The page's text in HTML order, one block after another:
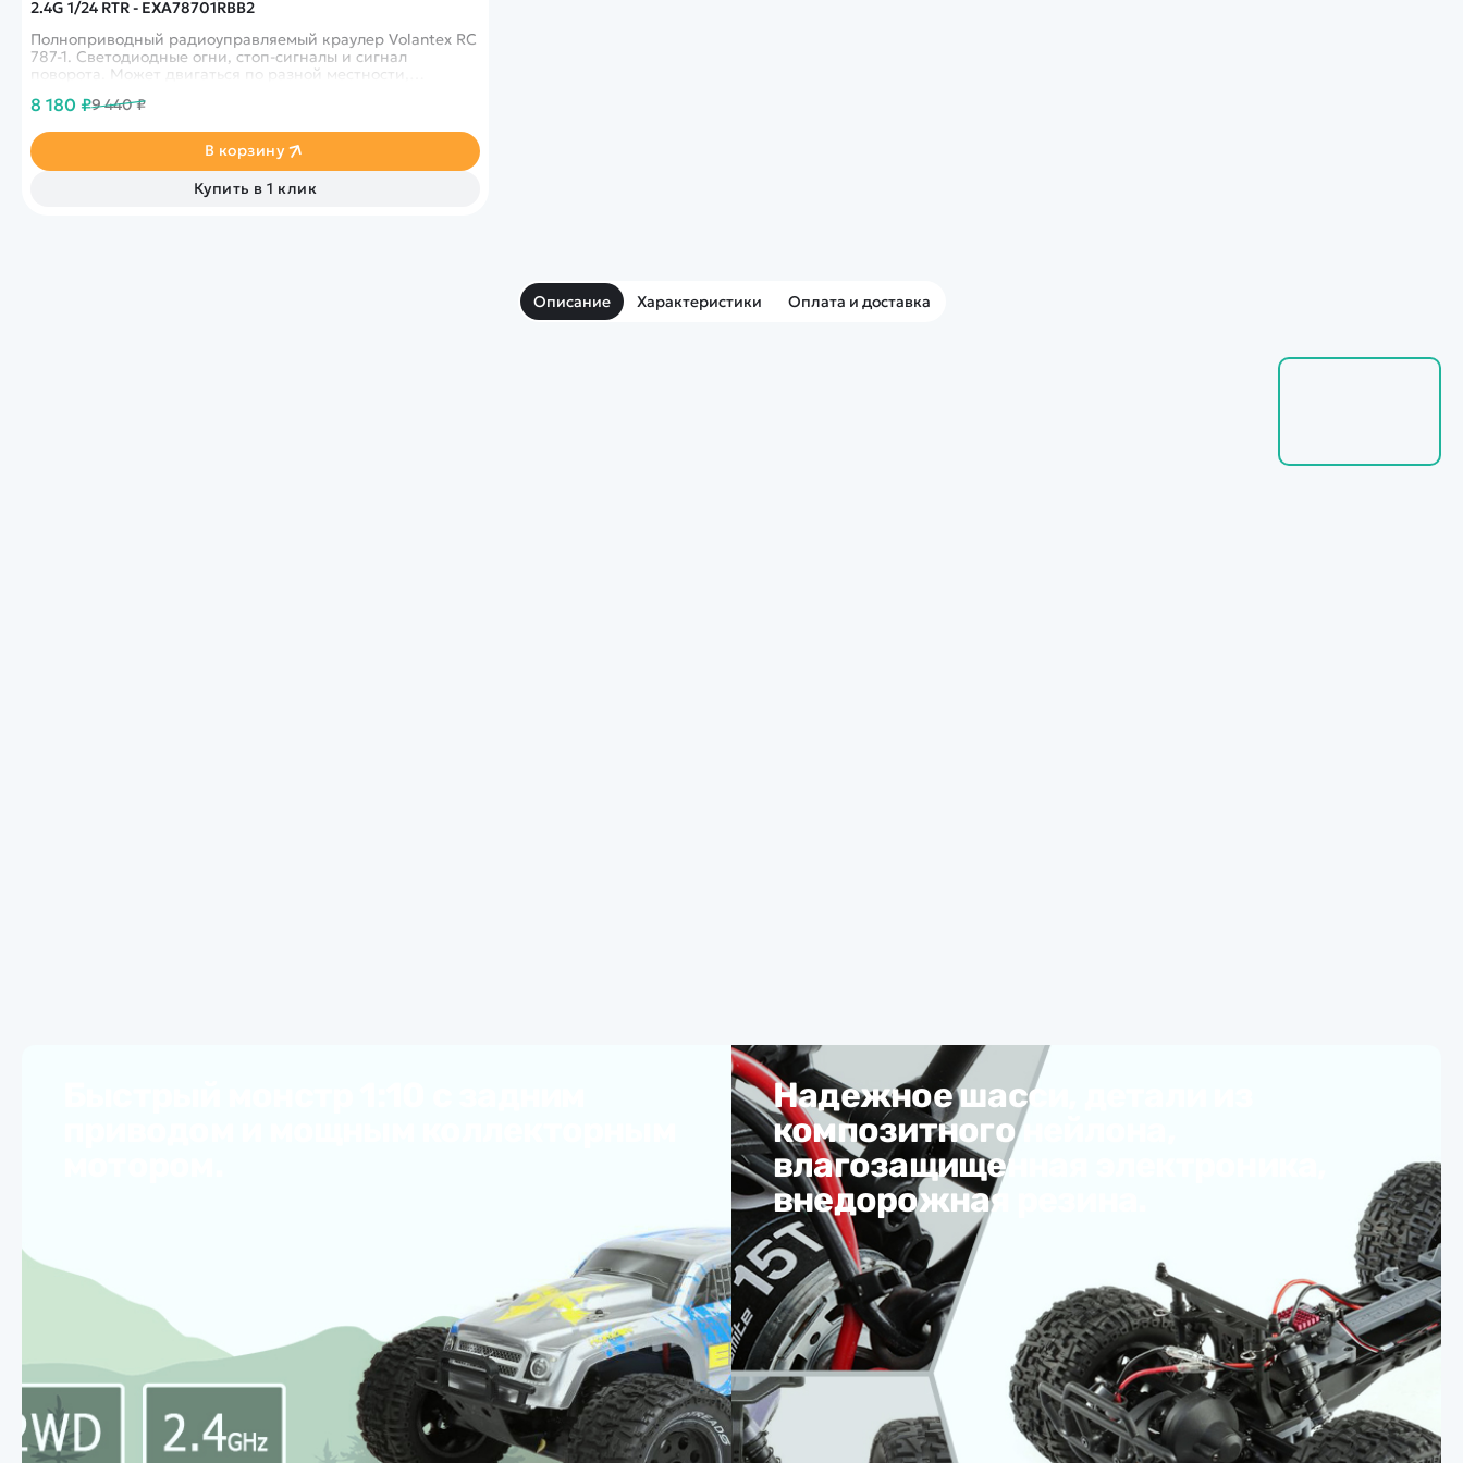
2.4G 1/24 RTR - EXA78701RBB2
Полноприводный радиоуправляемый краулер Volantex RC
787-1. Светодиодные огни, стоп-сигналы и сигнал
поворота. Может двигаться по разной местности,
амортизации, металлическое шасси, 2 аккумуляторные
8 180 ₽9 440 ₽
В корзину
Купить в 1 клик
Описание Характеристики Оплата и доставка
Надежное шасси, детали из
композитного нейлона,
влагозащищенная электроника,
внедорожная резина.